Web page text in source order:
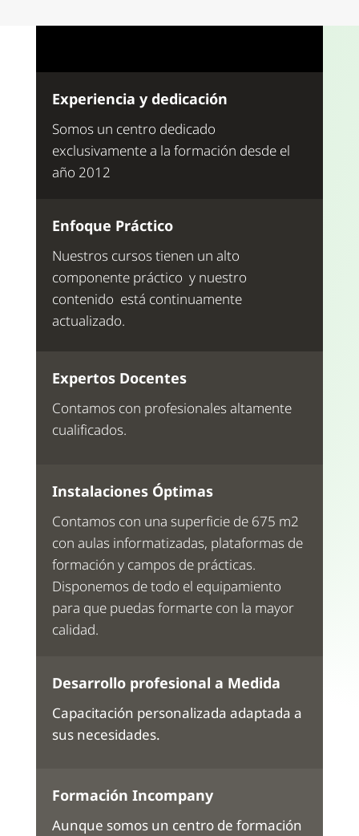
Experiencia y dedicación
Somos un centro dedicado
exclusivamente a la formación desde el
año 2012
Enfoque Práctico
Nuestros cursos tienen un alto
componente práctico y nuestro
contenido está continuamente
actualizado.
Expertos Docentes
Contamos con profesionales altamente
cualificados.
Instalaciones Óptimas
Contamos con una superficie de 675 m2
con aulas informatizadas, plataformas de
formación y campos de prácticas.
Disponemos de todo el equipamiento
para que puedas formarte con la mayor
calidad.
Desarrollo profesional a Medida
Capacitación personalizada adaptada a
sus necesidades.
Formación Incompany
Aunque somos un centro de formación